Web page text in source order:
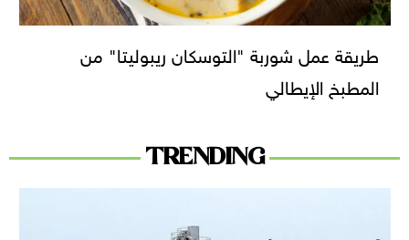
طريقة عمل شوربة "التوسكان ريبوليتا" من
المطبخ الإيطالي
TRENDING